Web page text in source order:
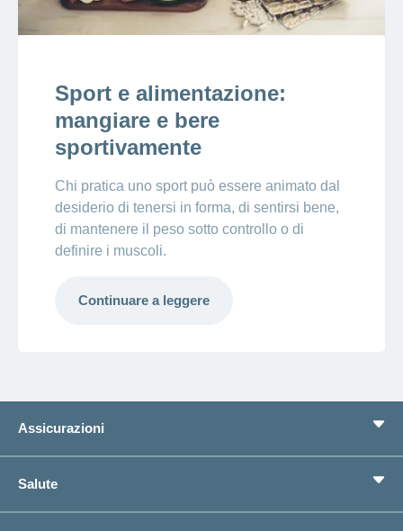
Sport e alimentazione:
mangiare e bere
sportivamente
Chi pratica uno sport può essere animato dal
desiderio di tenersi in forma, di sentirsi bene,
di mantenere il peso sotto controllo o di
definire i muscoli.
Continuare a leggere
Assicurazioni
Assicurazioni complementari
Previdenza
Salute